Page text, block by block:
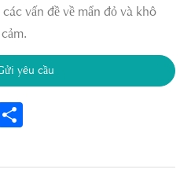
vấn đề về mẩn đỏ và khô
yêu cầu